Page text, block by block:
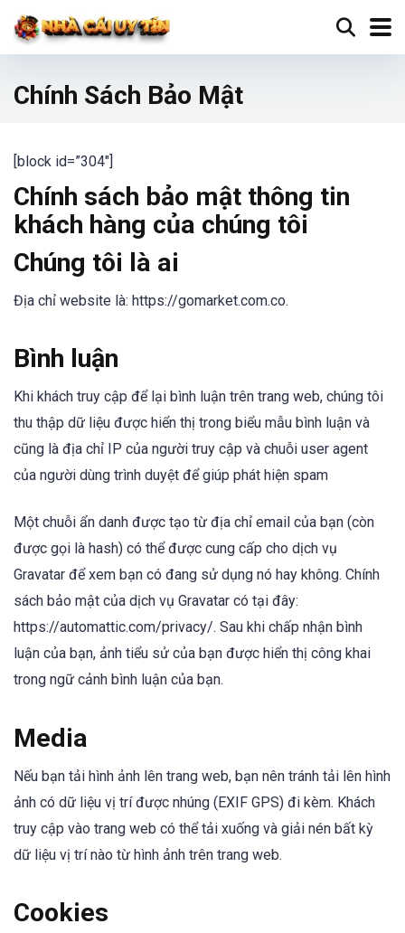
Chính Sách Bảo Mật
[block id=”304″]
Chính sách bảo mật thông tin
khách hàng của chúng tôi
Chúng tôi là ai
Địa chỉ website là: https://gomarket.com.co.
Bình luận
Khi khách truy cập để lại bình luận trên trang web, chúng tôi
thu thập dữ liệu được hiển thị trong biểu mẫu bình luận và
cũng là địa chỉ IP của người truy cập và chuỗi user agent
của người dùng trình duyệt để giúp phát hiện spam
Một chuỗi ẩn danh được tạo từ địa chỉ email của bạn (còn
được gọi là hash) có thể được cung cấp cho dịch vụ
Gravatar để xem bạn có đang sử dụng nó hay không. Chính
sách bảo mật của dịch vụ Gravatar có tại đây:
https://automattic.com/privacy/. Sau khi chấp nhận bình
luận của bạn, ảnh tiểu sử của bạn được hiển thị công khai
trong ngữ cảnh bình luận của bạn.
Media
Nếu bạn tải hình ảnh lên trang web, bạn nên tránh tải lên hình
ảnh có dữ liệu vị trí được nhúng (EXIF GPS) đi kèm. Khách
truy cập vào trang web có thể tải xuống và giải nén bất kỳ
dữ liệu vị trí nào từ hình ảnh trên trang web.
Cookies